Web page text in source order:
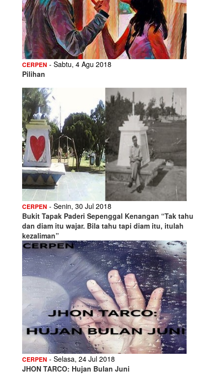
CERPEN - Sabtu, 4 Agu 2018
Pilihan
CERPEN - Senin, 30 Jul 2018
Bukit Tapak Paderi Sepenggal Kenangan “Tak tahu
dan diam itu wajar. Bila tahu tapi diam itu, itulah
kezaliman”
CERPEN - Selasa, 24 Jul 2018
JHON TARCO: Hujan Bulan Juni